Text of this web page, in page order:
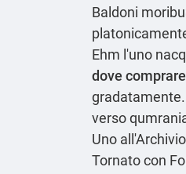
Baldoni
Ehm l′uno
dove
verso
Uno
Tornato con